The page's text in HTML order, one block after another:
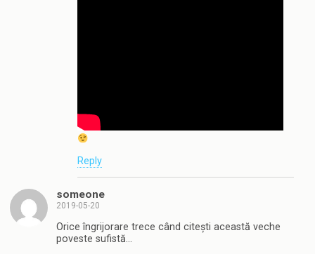
Reply
someone
2019-05-20
Orice îngrijorare trece când citești această veche
poveste sufistă…